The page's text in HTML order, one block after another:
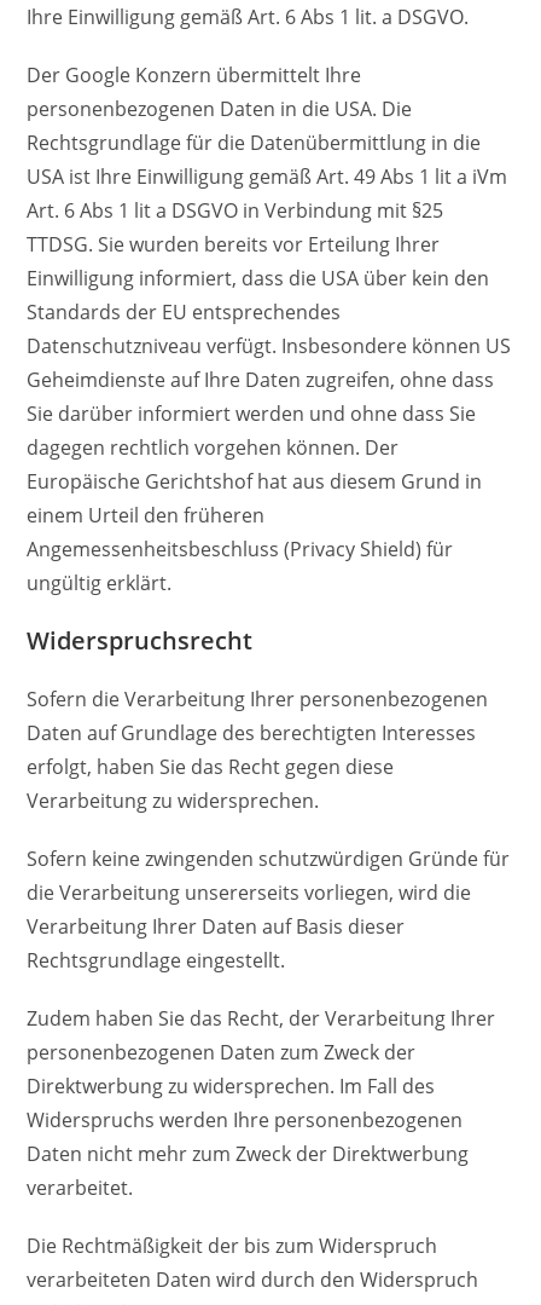
Ihre Einwilligung gemäß Art. 6 Abs 1 lit. a DSGVO.
Der Google Konzern übermittelt Ihre
personenbezogenen Daten in die USA. Die
Rechtsgrundlage für die Datenübermittlung in die
USA ist Ihre Einwilligung gemäß Art. 49 Abs 1 lit a iVm
Art. 6 Abs 1 lit a DSGVO in Verbindung mit §25
TTDSG. Sie wurden bereits vor Erteilung Ihrer
Einwilligung informiert, dass die USA über kein den
Standards der EU entsprechendes
Datenschutzniveau verfügt. Insbesondere können US
Geheimdienste auf Ihre Daten zugreifen, ohne dass
Sie darüber informiert werden und ohne dass Sie
dagegen rechtlich vorgehen können. Der
Europäische Gerichtshof hat aus diesem Grund in
einem Urteil den früheren
Angemessenheitsbeschluss (Privacy Shield) für
ungültig erklärt.
Widerspruchsrecht
Sofern die Verarbeitung Ihrer personenbezogenen
Daten auf Grundlage des berechtigten Interesses
erfolgt, haben Sie das Recht gegen diese
Verarbeitung zu widersprechen.
Sofern keine zwingenden schutzwürdigen Gründe für
die Verarbeitung unsererseits vorliegen, wird die
Verarbeitung Ihrer Daten auf Basis dieser
Rechtsgrundlage eingestellt.
Zudem haben Sie das Recht, der Verarbeitung Ihrer
personenbezogenen Daten zum Zweck der
Direktwerbung zu widersprechen. Im Fall des
Widerspruchs werden Ihre personenbezogenen
Daten nicht mehr zum Zweck der Direktwerbung
verarbeitet.
Die Rechtmäßigkeit der bis zum Widerspruch
verarbeiteten Daten wird durch den Widerspruch